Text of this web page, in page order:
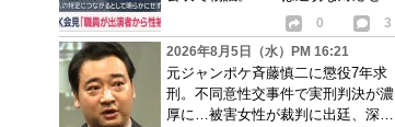
0
3
2026年8月5日（水）PM 16:21
元ジャンポケ斉藤慎二に懲役7年求
刑。不同意性交事件で実刑判決が濃
厚に…被害女性が裁判に出廷、深刻